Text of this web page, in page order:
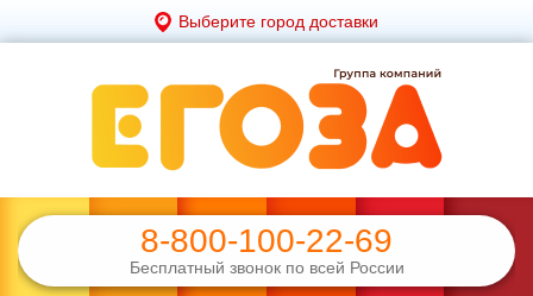
Выберите город доставки
8-800-100-22-69
Бесплатный звонок по всей России